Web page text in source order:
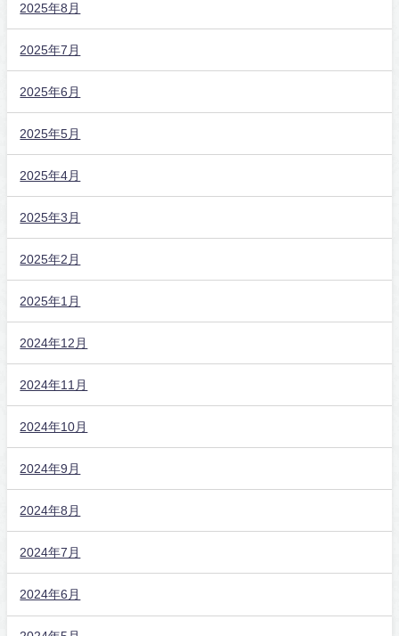
2025年8月
2025年7月
2025年6月
2025年5月
2025年4月
2025年3月
2025年2月
2025年1月
2024年12月
2024年11月
2024年10月
2024年9月
2024年8月
2024年7月
2024年6月